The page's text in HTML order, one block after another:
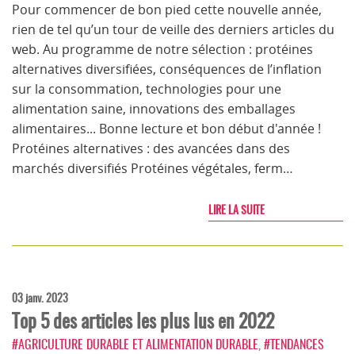
Pour commencer de bon pied cette nouvelle année,
rien de tel qu’un tour de veille des derniers articles du
web. Au programme de notre sélection : protéines
alternatives diversifiées, conséquences de l’inflation
sur la consommation, technologies pour une
alimentation saine, innovations des emballages
alimentaires... Bonne lecture et bon début d'année !
Protéines alternatives : des avancées dans des
marchés diversifiés Protéines végétales, ferm…
LIRE LA SUITE
03 janv. 2023
Top 5 des articles les plus lus en 2022
#AGRICULTURE DURABLE ET ALIMENTATION DURABLE #TENDANCES